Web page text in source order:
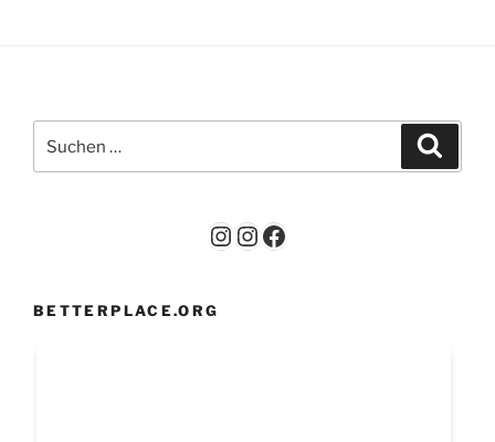
nach:
Instagram
Instagram
Facebook
BETTERPLACE.ORG